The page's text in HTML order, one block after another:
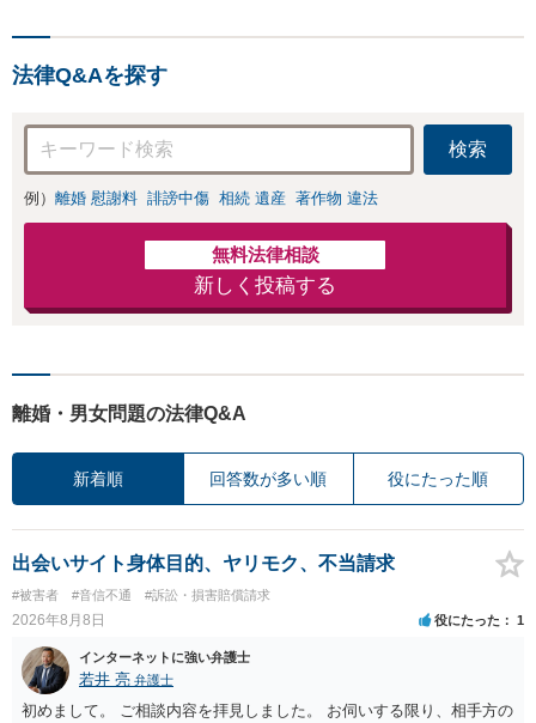
法律Q&Aを探す
検索
例） 離婚 慰謝料 誹謗中傷 相続 遺産 著作物 違法
無料法律相談
新しく投稿する
離婚・男女問題の法律Q&A
新着順 回答数が多い順 役にたった順
出会いサイト身体目的、ヤリモク、不当請求
#被害者 #音信不通 #訴訟・損害賠償請求
2026年8月8日 役にたった 1
インターネットに強い弁護士
若井 亮 弁護士
初めまして。 ご相談内容を拝見しました。 お伺いする限り、相手方の